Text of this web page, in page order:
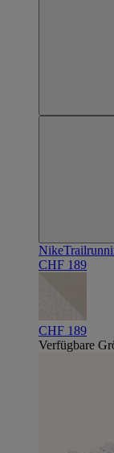
Nike
CHF 189
CHF 189
Verfügbare